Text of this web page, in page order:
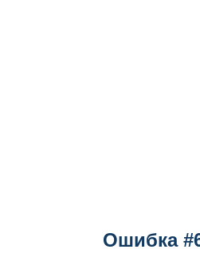
Ошибка